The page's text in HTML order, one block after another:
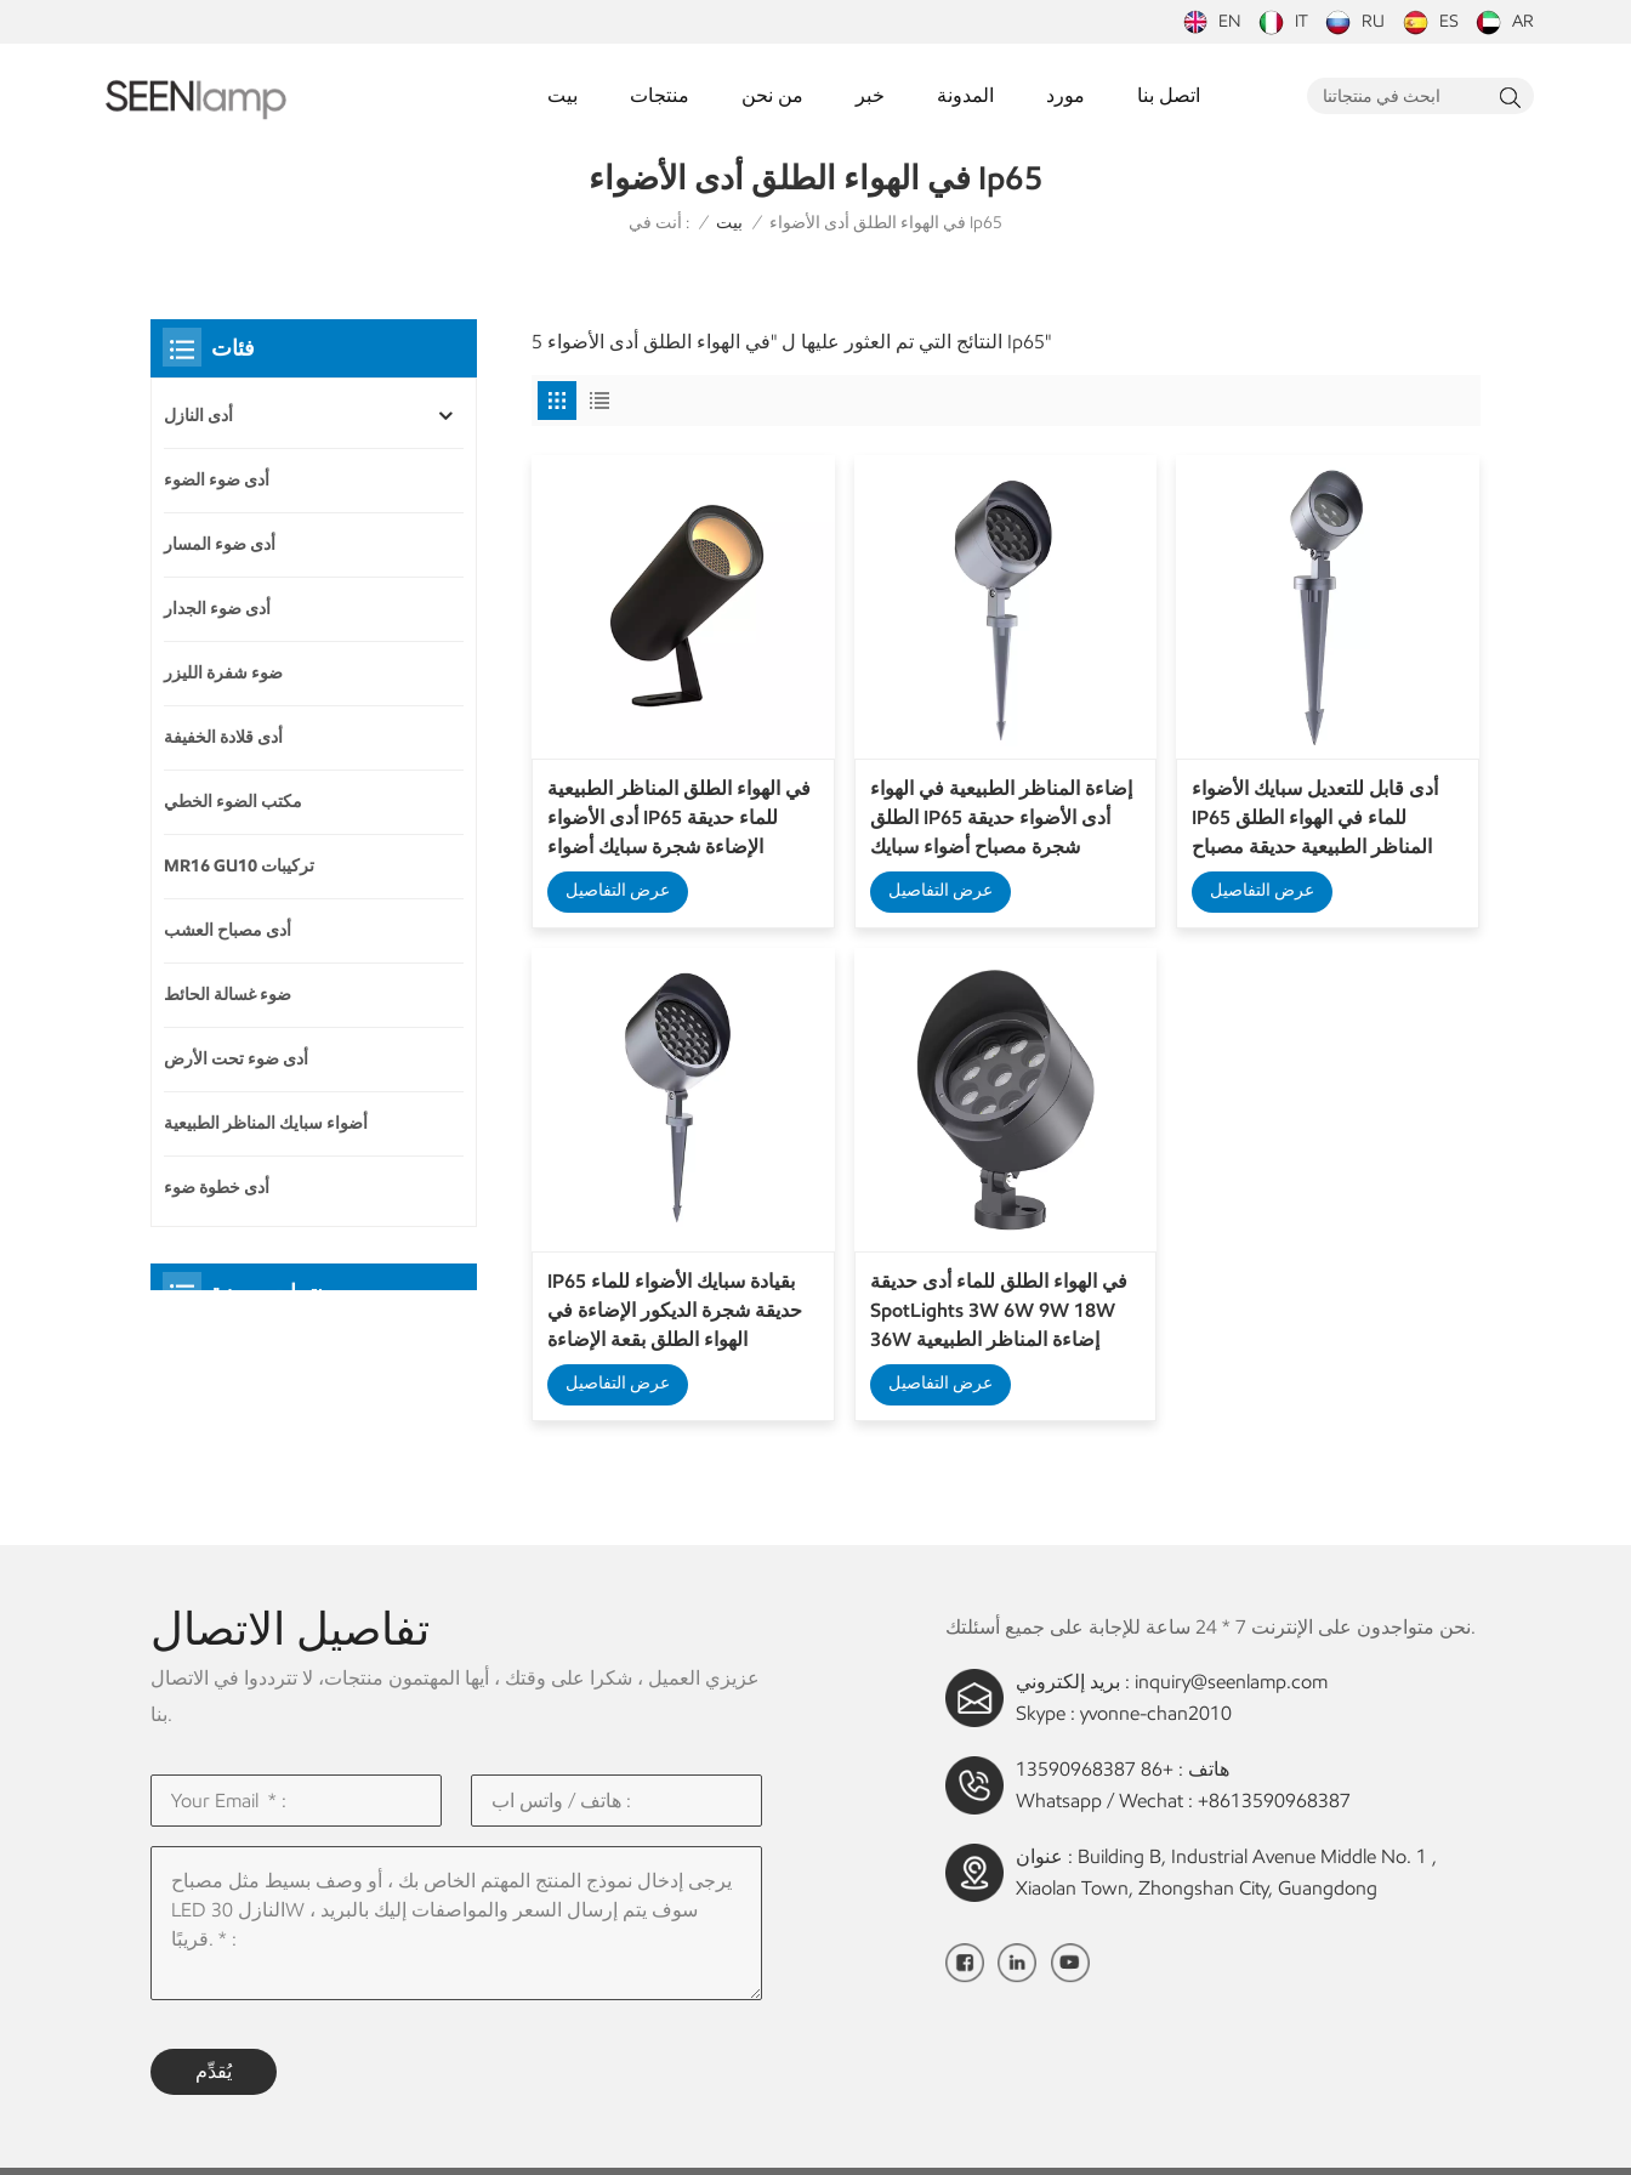
EN IT RU ES AR
بيت منتجات من نحن خبر المدونة مورد اتصل بنا
في الهواء الطلق أدى الأضواء Ip65
أنت في : / بيت / في الهواء الطلق أدى الأضواء Ip65
5 النتائج التي تم العثور عليها ل "في الهواء الطلق أدى الأضواء Ip65"
في الهواء الطلق المناظر الطبيعية
أدى الأضواء IP65 للماء حديقة
الإضاءة شجرة سبايك أضواء
عرض التفاصيل
إضاءة المناظر الطبيعية في الهواء
الطلق IP65 أدى الأضواء حديقة
شجرة مصباح أضواء سبايك
العشب
عرض التفاصيل
أدى قابل للتعديل سبايك الأضواء
IP65 للماء في الهواء الطلق
المناظر الطبيعية حديقة مصباح
إضاءة الحديقة
عرض التفاصيل
IP65 بقيادة سبايك الأضواء للماء
حديقة شجرة الديكور الإضاءة في
الهواء الطلق بقعة الإضاءة
عرض التفاصيل
في الهواء الطلق للماء أدى حديقة
SpotLights 3W 6W 9W 18W
36W إضاءة المناظر الطبيعية
عرض التفاصيل
فئات
أدى النازل
أدى ضوء الضوء
أدى ضوء المسار
أدى ضوء الجدار
ضوء شفرة الليزر
أدى قلادة الخفيفة
مكتب الضوء الخطي
MR16 GU10 تركيبات
أدى مصباح العشب
ضوء غسالة الحائط
أدى ضوء تحت الأرض
أضواء سبايك المناظر الطبيعية
أدى خطوة ضوء
منتجات مميزة
تفاصيل الاتصال
عزيزي العميل ، شكرا على وقتك ، أيها المهتمون منتجات، لا تترددوا في الاتصال
بنا.
يُقدِّم
نحن متواجدون على الإنترنت 7 * 24 ساعة للإجابة على جميع أسئلتك.
بريد إلكتروني : inquiry@seenlamp.com
Skype :yvonne-chan2010
هاتف : +86 13590968387
Whatsapp / Wechat :+8613590968387
عنوان : Building B, Industrial Avenue Middle No. 1 ,
Xiaolan Town, Zhongshan City, Guangdong